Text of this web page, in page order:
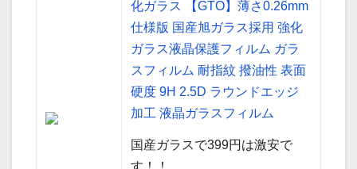
化ガラス 【GTO】薄さ0.26mm
仕様版 国産旭ガラス採用 強化
ガラス液晶保護フィルム ガラ
スフィルム 耐指紋 撥油性 表面
硬度 9H 2.5D ラウンドエッジ
加工 液晶ガラスフィルム
国産ガラスで399円は激安で
す！！